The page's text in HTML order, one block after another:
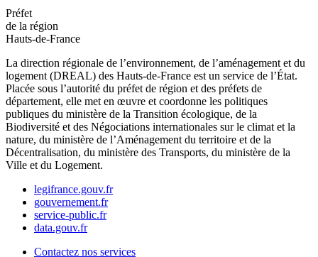
Préfet
de la région
Hauts-de-France
La direction régionale de l’environnement, de l’aménagement et du
logement (DREAL) des Hauts-de-France est un service de l’État.
Placée sous l’autorité du préfet de région et des préfets de
département, elle met en œuvre et coordonne les politiques
publiques du ministère de la Transition écologique, de la
Biodiversité et des Négociations internationales sur le climat et la
nature, du ministère de l’Aménagement du territoire et de la
Décentralisation, du ministère des Transports, du ministère de la
Ville et du Logement.
legifrance.gouv.fr
gouvernement.fr
service-public.fr
data.gouv.fr
Contactez nos services